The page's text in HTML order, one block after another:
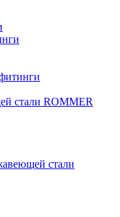
стали ROMMER
стали